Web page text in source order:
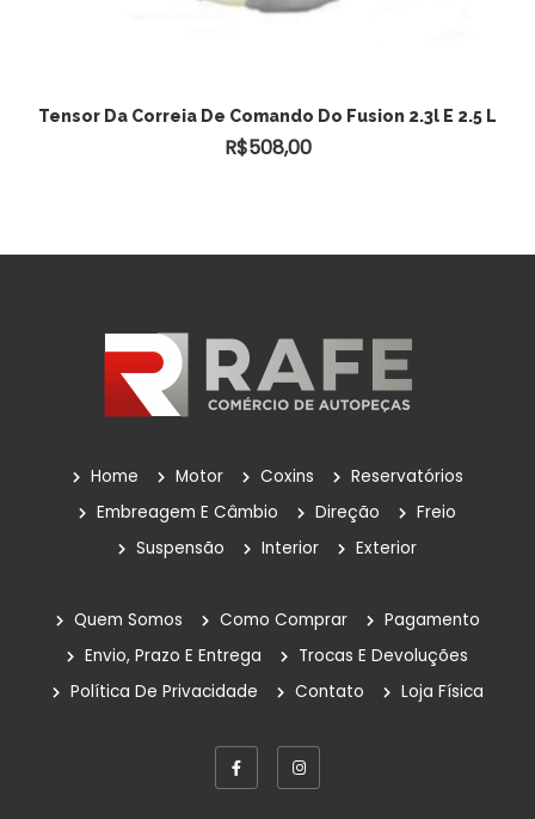
Tensor Da Correia De Comando Do Fusion 2.3l E 2.5 L
R$508,00
Home Motor Coxins
Reservatórios
Embreagem E Câmbio
Direção
Freio
Suspensão
Interior Exterior
Quem Somos Como Comprar
Pagamento
Envio, Prazo E Entrega
Trocas E Devoluções
Política De Privacidade
Contato Loja Física